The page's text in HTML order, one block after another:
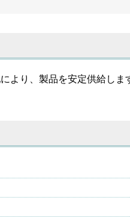
り、製品を安定供給し